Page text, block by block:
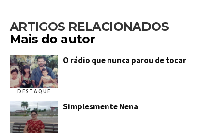
ARTIGOS RELACIONADOS
Mais do autor
DESTAQUE
O rádio que nunca parou de tocar
Simplesmente Nena